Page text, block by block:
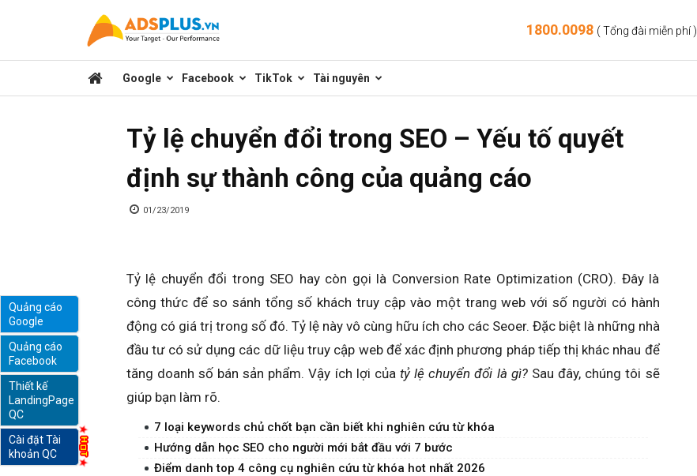
sẻ
marketing
1800.0098 ( Tổng đài miễn phí )
Google Facebook TikTok Tài nguyên
Tỷ lệ chuyển đổi trong SEO – Yếu tố quyết
định sự thành công của quảng cáo
01/23/2019
Tỷ lệ chuyển đổi trong SEO hay còn gọi là Conversion Rate Optimization (CRO). Đây là
công thức để so sánh tổng số khách truy cập vào một trang web với số người có hành
động có giá trị trong số đó. Tỷ lệ này vô cùng hữu ích cho các Seoer. Đặc biệt là những nhà
đầu tư có sử dụng các dữ liệu truy cập web để xác định phương pháp tiếp thị khác nhau để
tăng doanh số bán sản phẩm. Vậy ích lợi của tỷ lệ chuyển đổi là gì?Sau đây, chúng tôi sẽ
giúp bạn làm rõ.
7 loại keywords chủ chốt bạn cần biết khi nghiên cứu từ khóa
Hướng dẫn học SEO cho người mới bắt đầu với 7 bước
Điểm danh top 4 công cụ nghiên cứu từ khóa hot nhất 2026
Quảng cáo
Google
Quảng cáo
Facebook
Thiết kế
LandingPage
QC
Cài đặt Tài
khoản QC